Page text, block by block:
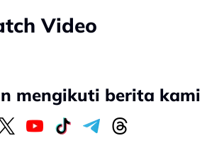
Video
mengikuti berita kami